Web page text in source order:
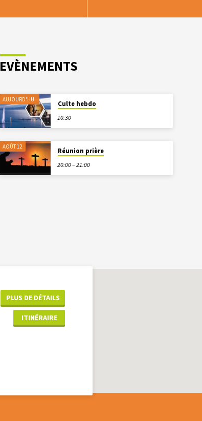
EVÈNEMENTS
AUJOURD'HUI
Culte hebdo
10:30
AOÛT 12
Réunion prière
20:00 – 21:00
PLUS DE DÉTAILS
ITINÉRAIRE